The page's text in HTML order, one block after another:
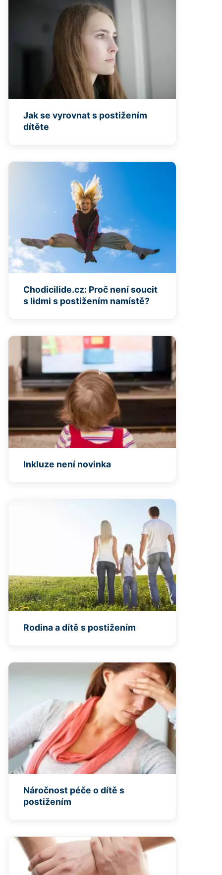
Jak se vyrovnat s postižením
dítěte
Chodicilide.cz: Proč není soucit
s lidmi s postižením namístě?
Inkluze není novinka
Rodina a dítě s postižením
Náročnost péče o dítě s
postižením